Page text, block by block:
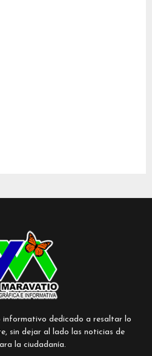
dedicado a resaltar lo
sin dejar al lado las noticias de
la ciudadanía.